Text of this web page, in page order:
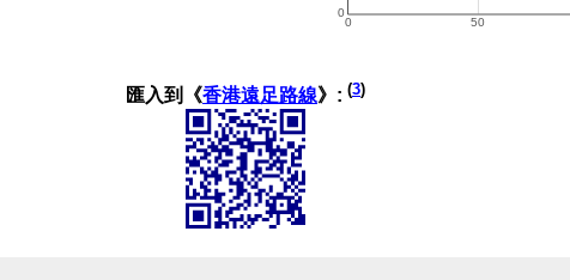
匯入到《香港遠足路線》: (3)